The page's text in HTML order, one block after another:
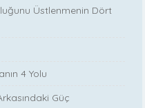
Üstlenmenin Dört
4 Yolu
Güç